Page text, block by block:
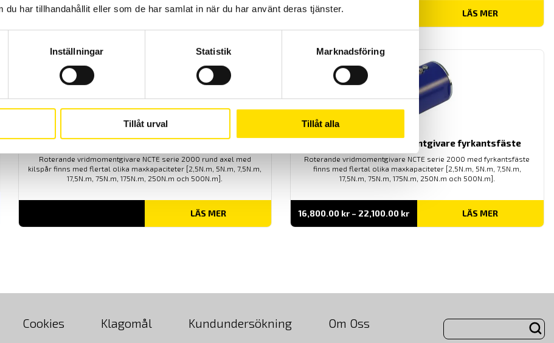
du har tillhandahållit eller som de har samlat in när du har använt deras tjänster.
Inställningar Statistik Marknadsföring
Tillåt urval Tillåt alla
LÄS MER 26,550.00kr
Prisintervall:
till
LÄS MER
NCTE Serie 2000 rund axel med kilspår
Roterande vridmomentgivare NCTE serie 2000 rund axel med
kilspår finns med flertal olika maxkapaciteter [2,5N.m, 5N.m, 7,5N.m,
17,5N.m, 75N.m, 175N.m, 250N.m och 500N.m].
LÄS MER
NCTE Serie 2000 momentgivare fyrkantsfäste
Roterande vridmomentgivare NCTE serie 2000 med fyrkantsfäste
finns med flertal olika maxkapaciteter [2,5N.m, 5N.m, 7,5N.m,
17,5N.m, 75N.m, 175N.m, 250N.m och 500N.m].
16,800.00 kr – 22,100.00 krPrisintervall:
till
LÄS MER
Cookies Klagomål Kundundersökning
Om Oss